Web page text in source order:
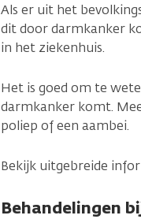
Als er uit het
dit door darmkanker
in het ziekenhuis.
Het is goed om te
darmkanker komt.
poliep of een aambei.
Bekijk uitgebreide
Behandelingen